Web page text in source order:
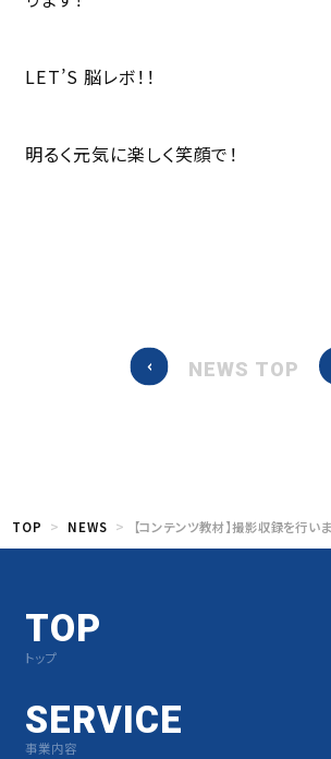
LET’S 脳レボ！！
明るく元気に楽しく笑顔で！
NEWS TOP
TOP NEWS 【コンテンツ教材】撮影収録を行いま
TOP
トップ
SERVICE
事業内容